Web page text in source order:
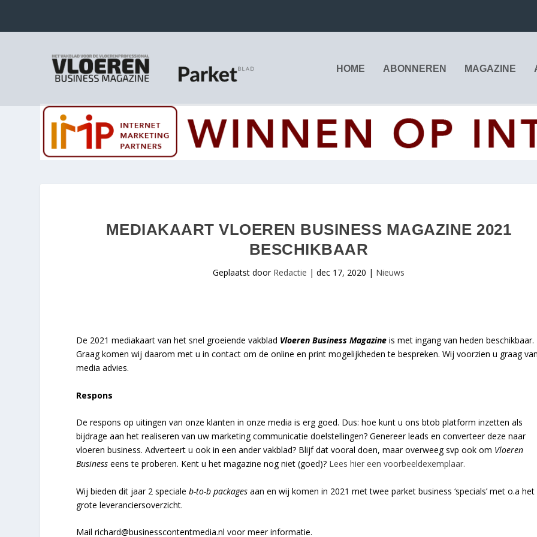
HOME ABONNEREN MAGAZINE
MEDIAKAART VLOEREN BUSINESS MAGAZINE 2021
BESCHIKBAAR
Geplaatst door Redactie | dec 17, 2020 | Nieuws
De 2021 mediakaart van het snel groeiende vakblad Vloeren Business Magazine is met ingang van heden beschikbaar.
Graag komen wij daarom met u in contact om de online en print mogelijkheden te bespreken. Wij voorzien u graag
media advies.
Respons
De respons op uitingen van onze klanten in onze media is erg goed. Dus: hoe kunt u ons btob platform inzetten als
bijdrage aan het realiseren van uw marketing communicatie doelstellingen? Genereer leads en converteer deze naar
vloeren business. Adverteert u ook in een ander vakblad? Blijf dat vooral doen, maar overweeg svp ook om Vloeren
Business eens te proberen. Kent u het magazine nog niet (goed)? Lees hier een voorbeeldexemplaar.
Wij bieden dit jaar 2 specialeb-to-b packages aan en wij komen in 2021 met twee parket business ‘specials’ met o.a het
grote leveranciersoverzicht.
Mail richard@businesscontentmedia.nl voor meer informatie.